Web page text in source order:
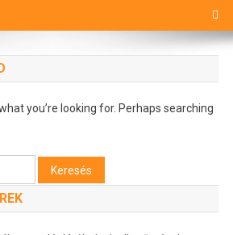
you’re looking for. Perhaps searching